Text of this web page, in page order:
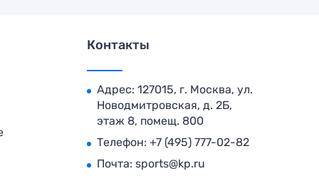
Контакты
Адрес: 127015, г. Москва, ул.
Новодмитровская, д. 2Б,
этаж 8, помещ. 800
Телефон: +7 (495) 777-02-82
Почта: sports@kp.ru